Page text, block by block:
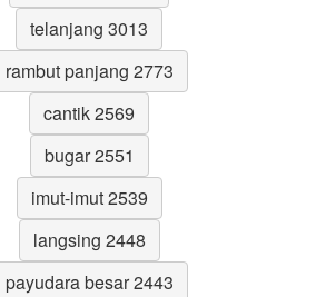
telanjang 3013
rambut panjang 2773
cantik 2569
bugar 2551
imut-imut 2539
langsing 2448
payudara besar 2443